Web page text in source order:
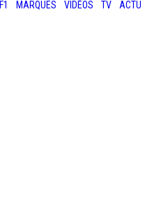
F1 MARQUES VIDÉOS TV ACTU